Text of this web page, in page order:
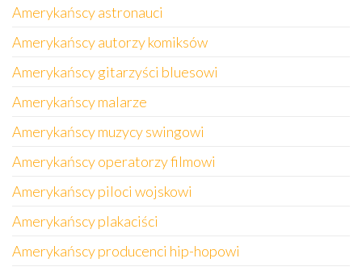
Amerykańscy astronauci
Amerykańscy autorzy komiksów
Amerykańscy gitarzyści bluesowi
Amerykańscy malarze
Amerykańscy muzycy swingowi
Amerykańscy operatorzy filmowi
Amerykańscy piloci wojskowi
Amerykańscy plakaciści
Amerykańscy producenci hip-hopowi